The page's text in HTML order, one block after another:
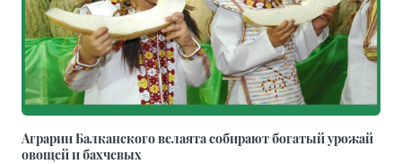
Аграрии Балканского велаята собирают богатый урожай
овощей и бахчевых